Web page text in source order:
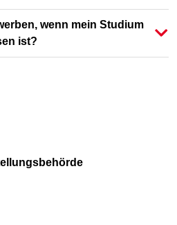
wenn mein Studium
ist?